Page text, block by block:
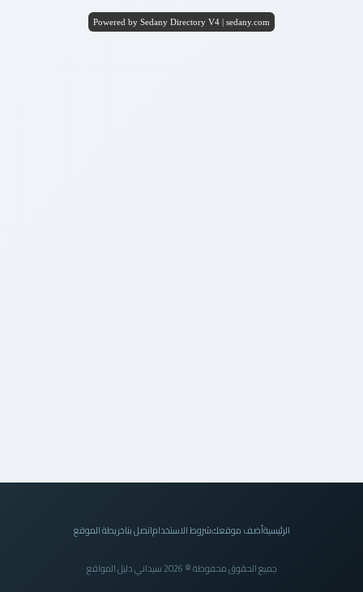
Powered by Sedany Directory V4 | sedany.com
الرئيسيةأضف موقعكشروط الاستخداماتصل بناخريطة الموقع
جميع الحقوق محفوظة © 2026 سيداني دليل المواقع